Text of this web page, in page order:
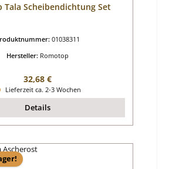
Tala Scheibendichtung Set
01038311
Hersteller: Romotop
Regulärer Preis:
32,68 €
Lieferzeit ca. 2-3 Wochen
Details